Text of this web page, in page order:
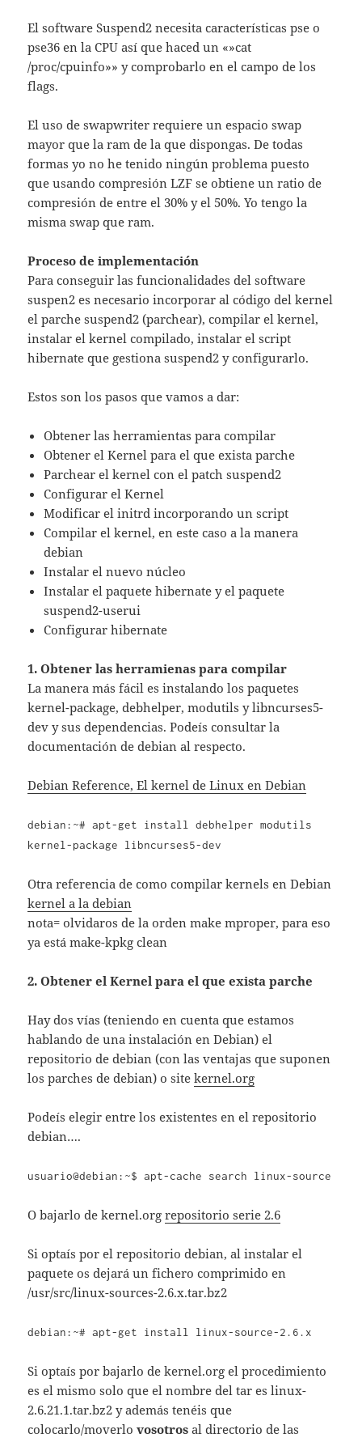
El software Suspend2 necesita características pse o
pse36 en la CPU así que haced un «»cat
/proc/cpuinfo»» y comprobarlo en el campo de los
flags.
El uso de swapwriter requiere un espacio swap
mayor que la ram de la que dispongas. De todas
formas yo no he tenido ningún problema puesto
que usando compresión LZF se obtiene un ratio de
compresión de entre el 30% y el 50%. Yo tengo la
misma swap que ram.
Proceso de implementación
Para conseguir las funcionalidades del software
suspen2 es necesario incorporar al código del kernel
el parche suspend2 (parchear), compilar el kernel,
instalar el kernel compilado, instalar el script
hibernate que gestiona suspend2 y configurarlo.
Estos son los pasos que vamos a dar:
Obtener las herramientas para compilar
Obtener el Kernel para el que exista parche
Parchear el kernel con el patch suspend2
Configurar el Kernel
Modificar el initrd incorporando un script
Compilar el kernel, en este caso a la manera
debian
Instalar el nuevo núcleo
Instalar el paquete hibernate y el paquete
suspend2-userui
Configurar hibernate
1. Obtener las herramienas para compilar
La manera más fácil es instalando los paquetes
kernel-package, debhelper, modutils y libncurses5-
dev y sus dependencias. Podeís consultar la
documentación de debian al respecto.
Debian Reference, El kernel de Linux en Debian
debian:~# apt-get install debhelper modutils
kernel-package libncurses5-dev
Otra referencia de como compilar kernels en Debian
kernel a la debian
nota= olvidaros de la orden make mproper, para eso
ya está make-kpkg clean
2. Obtener el Kernel para el que exista parche
Hay dos vías (teniendo en cuenta que estamos
hablando de una instalación en Debian) el
repositorio de debian (con las ventajas que suponen
los parches de debian) o sitekernel.org
Podeís elegir entre los existentes en el repositorio
debian….
usuario@debian:~$ apt-cache search linux-source
O bajarlo de kernel.orgrepositorio serie 2.6
Si optaís por el repositorio debian, al instalar el
paquete os dejará un fichero comprimido en
/usr/src/linux-sources-2.6.x.tar.bz2
debian:~# apt-get install linux-source-2.6.x
Si optaís por bajarlo de kernel.org el procedimiento
es el mismo solo que el nombre del tar es linux-
2.6.21.1.tar.bz2 y además tenéis que
colocarlo/moverlovosotros al directorio de las